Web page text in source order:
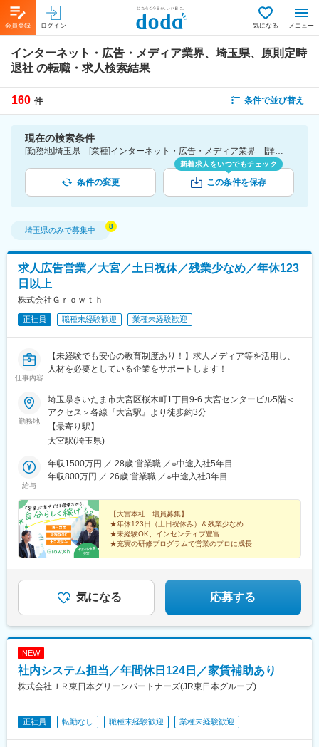
会員登録 ログイン 気になる メニュー
インターネット・広告・メディア業界、埼玉県、原則定時
退社 の転職・求人検索結果
160 件 条件で並び替え
現在の検索条件
[勤務地]埼玉県 [業種]インターネット・広告・メディア業界 [詳細条件](休日・働き方)原則定時退社
条件の変更
新着求人をいつでもチェック
この条件を保存
埼玉県のみで募集中
求人広告営業／大宮／土日祝休／残業少なめ／年休123
日以上
株式会社Ｇｒｏｗｔｈ
正社員 職種未経験歓迎 業種未経験歓迎
仕事内容
【未経験でも安心の教育制度あり！】求人メディア等を活用し、
人材を必要としている企業をサポートします！
勤務地
埼玉県さいたま市大宮区桜木町1丁目9-6 大宮センタービル5階＜
アクセス＞各線『大宮駅』より徒歩約3分
【最寄り駅】
大宮駅(埼玉県)
給与
年収1500万円 ／ 28歳 営業職 ／※中途入社5年目
年収800万円 ／ 26歳 営業職 ／※中途入社3年目
【大宮本社 増員募集】
★年休123日（土日祝休み）＆残業少なめ
★未経験OK、インセンティブ豊富
★充実の研修プログラムで営業のプロに成長
気になる 応募する
NEW
社内システム担当／年間休日124日／家賃補助あり
株式会社ＪＲ東日本グリーンパートナーズ(JR東日本グループ)
正社員 転勤なし 職種未経験歓迎 業種未経験歓迎